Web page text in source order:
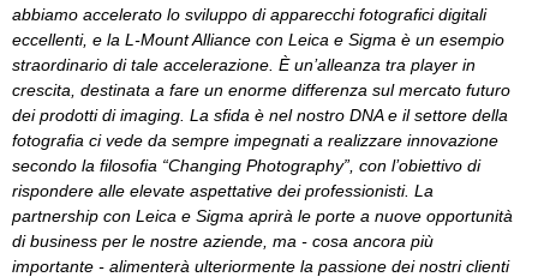
abbiamo accelerato lo sviluppo di apparecchi fotografici digitali
eccellenti, e la L-Mount Alliance con Leica e Sigma è un esempio
straordinario di tale accelerazione. È un’alleanza tra player in
crescita, destinata a fare un enorme differenza sul mercato futuro
dei prodotti di imaging. La sfida è nel nostro DNA e il settore della
fotografia ci vede da sempre impegnati a realizzare innovazione
secondo la filosofia “Changing Photography”, con l’obiettivo di
rispondere alle elevate aspettative dei professionisti. La
partnership con Leica e Sigma aprirà le porte a nuove opportunità
di business per le nostre aziende, ma - cosa ancora più
importante - alimenterà ulteriormente la passione dei nostri clienti